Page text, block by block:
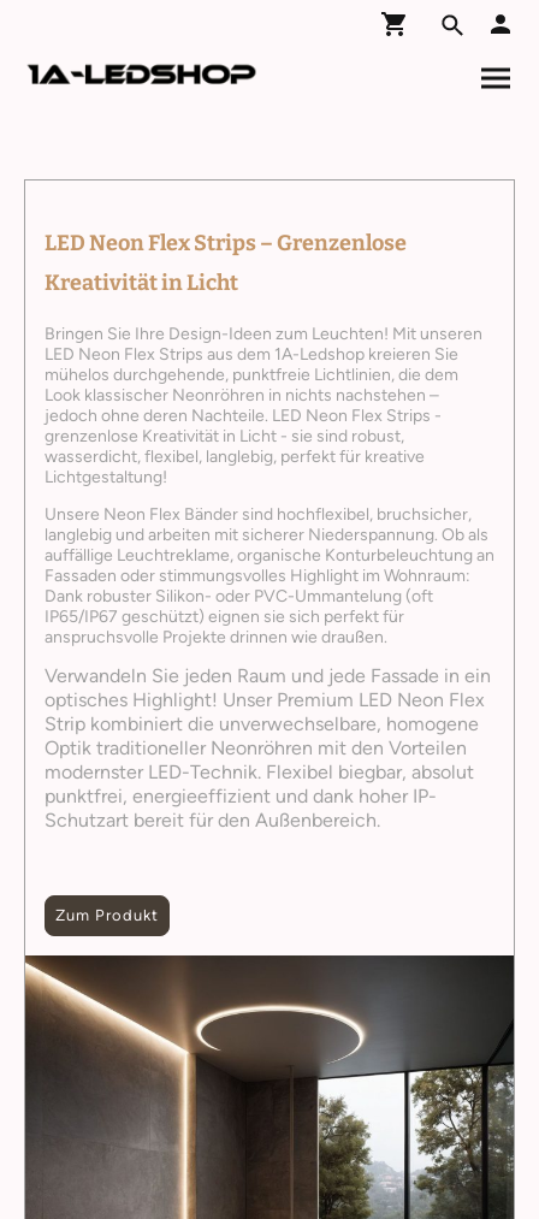
LED Neon Flex Strips – Grenzenlose
Kreativität in Licht
Bringen Sie Ihre Design-Ideen zum Leuchten! Mit unseren
LED Neon Flex Strips aus dem 1A-Ledshop kreieren Sie
mühelos durchgehende, punktfreie Lichtlinien, die dem
Look klassischer Neonröhren in nichts nachstehen –
jedoch ohne deren Nachteile. LED Neon Flex Strips -
grenzenlose Kreativität in Licht - sie sind robust,
wasserdicht, flexibel, langlebig, perfekt für kreative
Lichtgestaltung!
Unsere Neon Flex Bänder sind hochflexibel, bruchsicher,
langlebig und arbeiten mit sicherer Niederspannung. Ob als
auffällige Leuchtreklame, organische Konturbeleuchtung an
Fassaden oder stimmungsvolles Highlight im Wohnraum:
Dank robuster Silikon- oder PVC-Ummantelung (oft
IP65/IP67 geschützt) eignen sie sich perfekt für
anspruchsvolle Projekte drinnen wie draußen.
Verwandeln Sie jeden Raum und jede Fassade in ein
optisches Highlight! Unser Premium LED Neon Flex
Strip kombiniert die unverwechselbare, homogene
Optik traditioneller Neonröhren mit den Vorteilen
modernster LED-Technik. Flexibel biegbar, absolut
punktfrei, energieeffizient und dank hoher IP-
Schutzart bereit für den Außenbereich.
Zum Produkt